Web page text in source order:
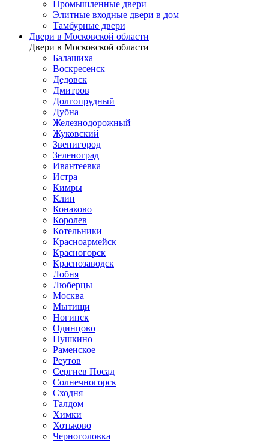
Промышленные двери
Элитные входные двери в дом
Тамбурные двери
Двери в Московской области
Двери в Московской области
Балашиха
Воскресенск
Дедовск
Дмитров
Долгопрудный
Дубна
Железнодорожный
Жуковский
Звенигород
Зеленоград
Ивантеевка
Истра
Кимры
Клин
Конаково
Королев
Котельники
Красноармейск
Красногорск
Краснозаводск
Лобня
Люберцы
Москва
Мытищи
Ногинск
Одинцово
Пушкино
Раменское
Реутов
Сергиев Посад
Солнечногорск
Сходня
Талдом
Химки
Хотьково
Черноголовка